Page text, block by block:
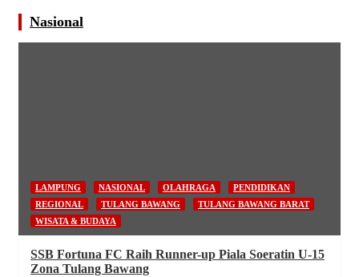
Nasional
LAMPUNG NASIONAL OLAHRAGA
PENDIDIKAN
REGIONAL
TULANG BAWANG
TULANG BAWANG BARAT
WISATA & BUDAYA
SSB Fortuna FC Raih Runner-up Piala Soeratin U-15
Zona Tulang Bawang